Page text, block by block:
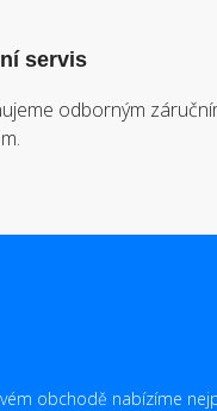
servis
odborným
obchodě nabízíme